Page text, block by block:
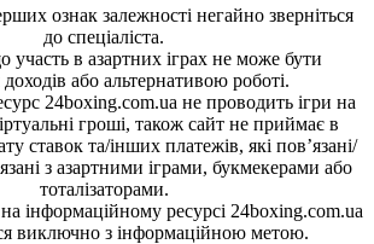
ознак залежності негайно зверніться
до спеціаліста.
участь в азартних іграх не може бути
або альтернативою роботі.
24boxing.com.ua не проводить ігри на
гроші, також сайт не приймає в
ставок та/інших платежів, які пов’язані/
з азартними іграми, букмекерами або
тоталізаторами.
на інформаційному ресурсі 24boxing.com.ua
виключно з інформаційною метою.